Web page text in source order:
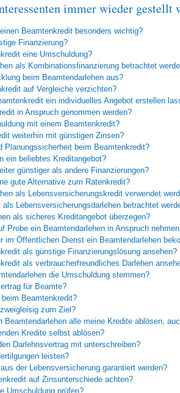
immer wieder gestellt
Beamtenkredit besonders wichtig?
Finanzierung?
eine Umschuldung?
als Kombinationsfinanzierung betrachtet
beim Beamtendarlehen aus?
auf Vergleiche verzichten?
ein individuelles Angebot erstellen
in Anspruch genommen werden?
mit einem Beamtenkredit?
weiterhin mit günstigen Zinsen?
Planungssicherheit beim Beamtenkredit?
ein beliebtes Kreditangebot?
günstiger als andere Finanzierungen?
gute Alternative zum Ratenkredit?
als Lebensversicherungskredit verwendet
Lebensversicherungsdarlehen betrachtet
als sicheres Kreditangebot überzegen?
Probe ein Beamtendarlehen in Anspruch
im Öffentlichen Dienst ein Beamtendarlehen
als günstige Finanzierungslösung ansehen?
als verbraucherfreundliches Darlehen
die Umschuldung stemmen?
für Beamte?
Beamtenkredit?
zum Ziel?
Beamtendarlehen alle meine Kredite ablösen,
Kredite selbst ablösen?
Darlehnsvertrag mit unterschreiben?
leisten?
der Lebensversicherung garantiert werden?
auf Zinsunterschiede achten?
Umschuldung prüfen?